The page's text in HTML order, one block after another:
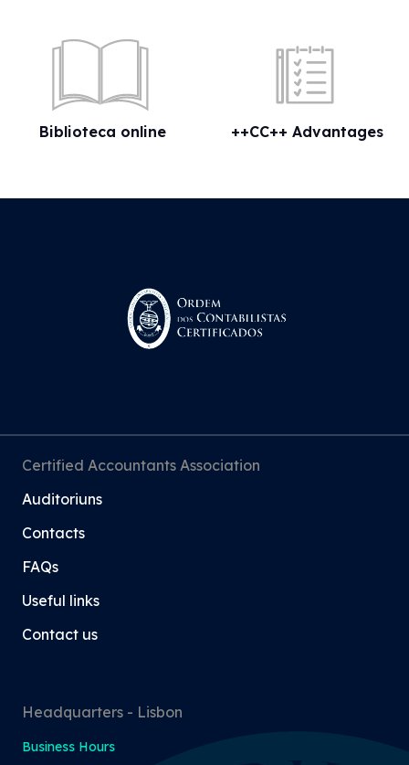
Biblioteca online ++CC++ Advantages
Certified Accountants Association
Auditoriuns
Contacts
FAQs
Useful links
Contact us
Headquarters - Lisbon
Business Hours